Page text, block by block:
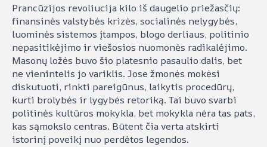
Prancūzijos revoliucija kilo iš daugelio priežasčių:
finansinės valstybės krizės, socialinės nelygybės,
luominės sistemos įtampos, blogo derliaus, politinio
nepasitikėjimo ir viešosios nuomonės radikalėjimo.
Masonų ložės buvo šio platesnio pasaulio dalis, bet
ne vienintelis jo variklis. Jose žmonės mokėsi
diskutuoti, rinkti pareigūnus, laikytis procedūrų,
kurti brolybės ir lygybės retoriką. Tai buvo svarbi
politinės kultūros mokykla, bet mokykla nėra tas pats,
kas sąmokslo centras. Būtent čia verta atskirti
istorinį poveikį nuo perdėtos legendos.